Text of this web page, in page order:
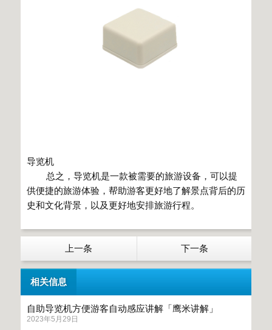
导览机
总之，导览机是一款被需要的旅游设备，可以提
供便捷的旅游体验，帮助游客更好地了解景点背后的历
史和文化背景，以及更好地安排旅游行程。
上一条 下一条
相关信息
自助导览机方便游客自动感应讲解「鹰米讲解」
2023年5月29日